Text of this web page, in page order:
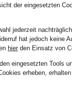
der eingesetzten
jederzeit
hat jedoch keine
hierden Einsatz von
eingesetzten Tools
erheben,